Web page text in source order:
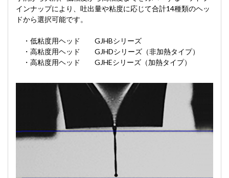
インナップにより、吐出量や粘度に応じて合計14種類のヘッ
ドから選択可能です。
・低粘度用ヘッド GJHBシリーズ
・高粘度用ヘッド GJHDシリーズ（非加熱タイプ）
・高粘度用ヘッド GJHEシリーズ（加熱タイプ）